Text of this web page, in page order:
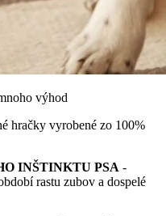
výhod
hračky vyrobené zo 100%
INŠTINKTU PSA -
rastu zubov a dospelé